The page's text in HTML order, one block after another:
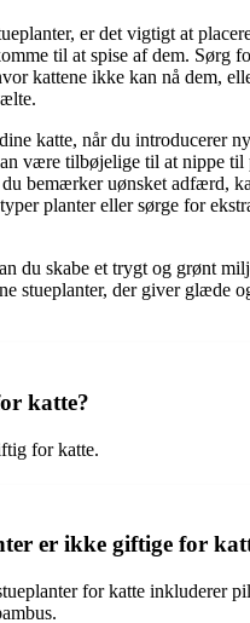
er det vigtigt at
til at spise af dem. Sørg
kattene ikke kan nå dem,
katte, når du introducerer
være tilbøjelige til at nippe til
bemærker uønsket adfærd,
planter eller sørge for
du skabe et trygt og grønt
stueplanter, der giver glæde
katte?
for katte.
er ikke giftige for
for katte inkluderer